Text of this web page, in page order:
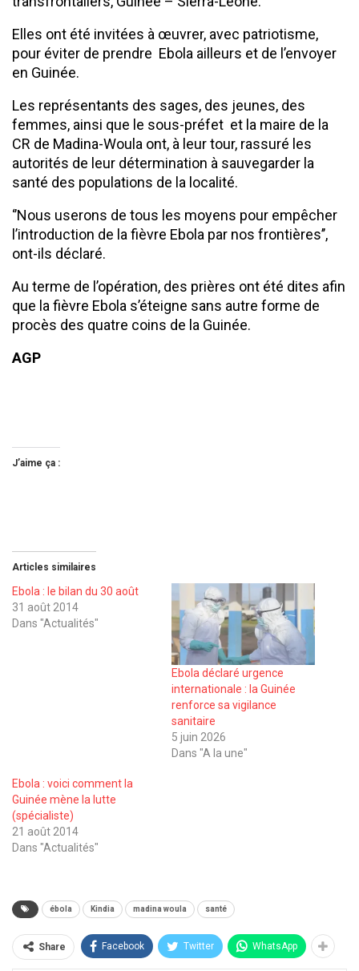
Elles ont été invitées à œuvrer, avec patriotisme,
pour éviter de prendre Ebola ailleurs et de l’envoyer
en Guinée.
Les représentants des sages, des jeunes, des
femmes, ainsi que le sous-préfet et la maire de la
CR de Madina-Woula ont, à leur tour, rassuré les
autorités de leur détermination à sauvegarder la
santé des populations de la localité.
‘’Nous userons de tous les moyens pour empêcher
l’introduction de la fièvre Ebola par nos frontières’’,
ont-ils déclaré.
Au terme de l’opération, des prières ont été dites afin
que la fièvre Ebola s’éteigne sans autre forme de
procès des quatre coins de la Guinée.
AGP
J’aime ça :
Articles similaires
Ebola : le bilan du 30 août
31 août 2014
Dans "Actualités"
Ebola déclaré urgence
internationale : la Guinée
renforce sa vigilance
sanitaire
5 juin 2026
Dans "A la une"
Ebola : voici comment la
Guinée mène la lutte
(spécialiste)
21 août 2014
Dans "Actualités"
ébola Kindia madina woula santé
Share Facebook Twitter WhatsApp